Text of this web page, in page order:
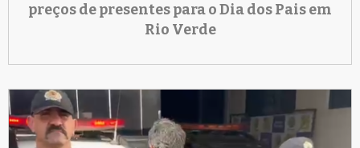
preços de presentes para o Dia dos Pais em
Rio Verde